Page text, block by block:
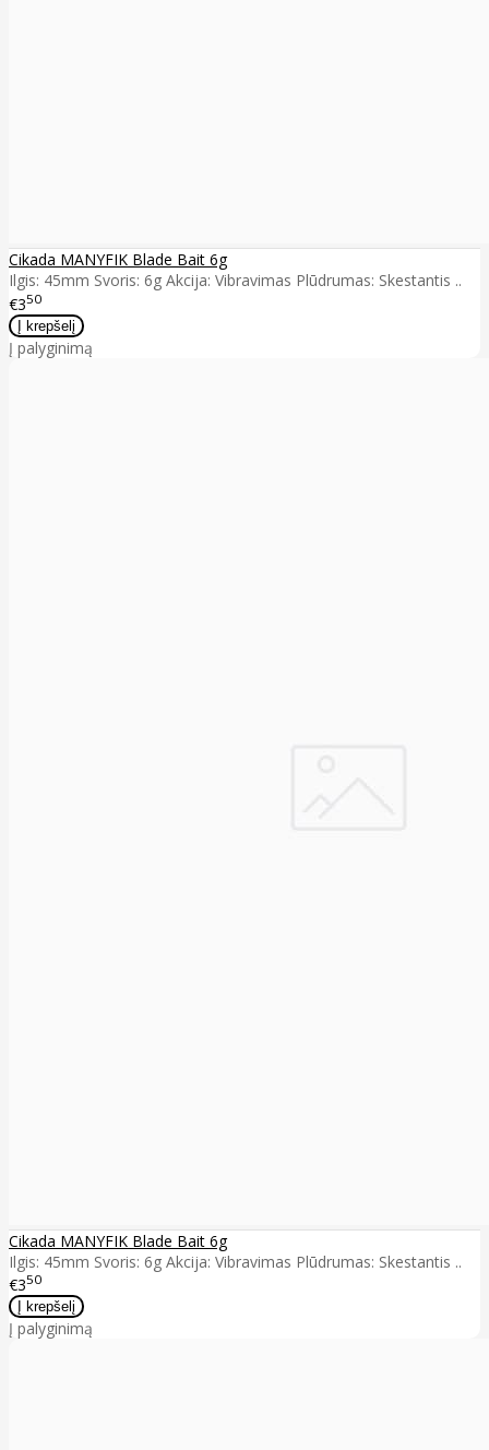
Cikada MANYFIK Blade Bait 6g
Ilgis: 45mm Svoris: 6g Akcija: Vibravimas Plūdrumas: Skestantis ..
€350
Į palyginimą
Cikada MANYFIK Blade Bait 6g
Ilgis: 45mm Svoris: 6g Akcija: Vibravimas Plūdrumas: Skestantis ..
€350
Į palyginimą